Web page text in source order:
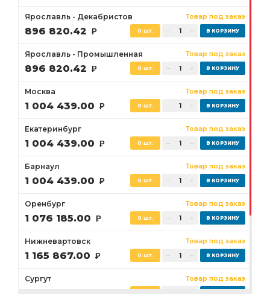
Ярославль - Декабристов Товар под заказ
896 820.42 Р 0 шт.
Ярославль - Промышленная Товар под заказ
896 820.42 Р 0 шт.
Москва Товар под заказ
1 004 439.00 Р 0 шт.
Екатеринбург Товар под заказ
1 004 439.00 Р 0 шт.
Барнаул Товар под заказ
1 004 439.00 Р 0 шт.
Оренбург Товар под заказ
1 076 185.00 Р 0 шт.
Нижневартовск Товар под заказ
1 165 867.00 Р 0 шт.
Сургут Товар под заказ